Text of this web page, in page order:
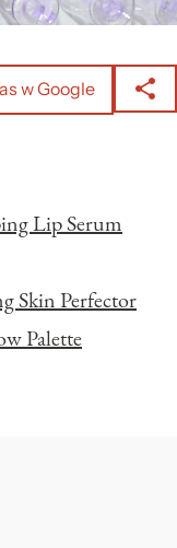
w Google
Lip Serum
Skin Perfector
Palette